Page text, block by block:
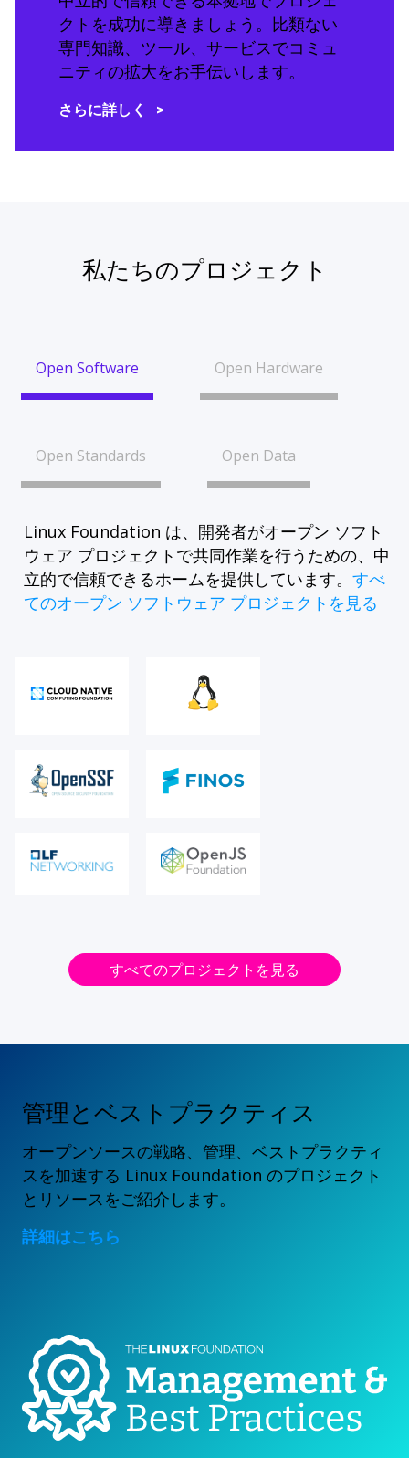
クトを成功に導きましょう。比類ない
専門知識、ツール、サービスでコミュ
ニティの拡大をお手伝いします。
さらに詳しく
私たちのプロジェクト
Open Software Open Hardware
Open Standards Open Data
Linux Foundation は、開発者がオープン ソフト
ウェア プロジェクトで共同作業を行うための、中
立的で信頼できるホームを提供しています。 すべ
てのオープン ソフトウェア プロジェクトを見る
すべてのプロジェクトを見る
管理とベストプラクティス
オープンソースの戦略、管理、ベストプラクティ
スを加速する Linux Foundation のプロジェクト
とリソースをご紹介します。
詳細はこちら